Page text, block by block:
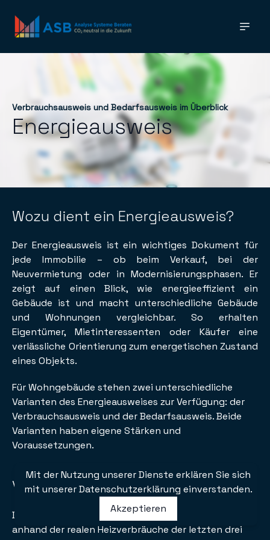
Verbrauchsausweis und Bedarfsausweis im Überblick
Energieausweis
Wozu dient ein Energieausweis?
Der Energieausweis ist ein wichtiges Dokument für
jede Immobilie – ob beim Verkauf, bei der
Neuvermietung oder in Modernisierungsphasen. Er
zeigt auf einen Blick, wie energieeffizient ein
Gebäude ist und macht unterschiedliche Gebäude
und Wohnungen vergleichbar. So erhalten
Eigentümer, Mietinteressenten oder Käufer eine
verlässliche Orientierung zum energetischen Zustand
eines Objekts.
Für Wohngebäude stehen zwei unterschiedliche
Varianten des Energieausweises zur Verfügung: der
Verbrauchsausweis und der Bedarfsausweis. Beide
Varianten haben eigene Stärken und
Voraussetzungen.
Verbrauchsausweis
Der Verbrauchsausweis bewertet den Energiebedarf
anhand der realen Heizverbräuche der letzten drei
Mit der Nutzung unserer Dienste erklären Sie sich
mit unserer Datenschutzerklärung einverstanden.
Akzeptieren